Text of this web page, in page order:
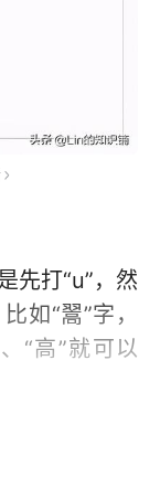
先打“u”，然
如“翯”字，
“高”就可以